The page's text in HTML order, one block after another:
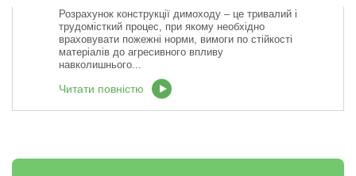
Розрахунок конструкції димоходу – це тривалий і
трудомісткий процес, при якому необхідно
враховувати пожежні норми, вимоги по стійкості
матеріалів до агресивного впливу
навколишнього...
Читати повністю